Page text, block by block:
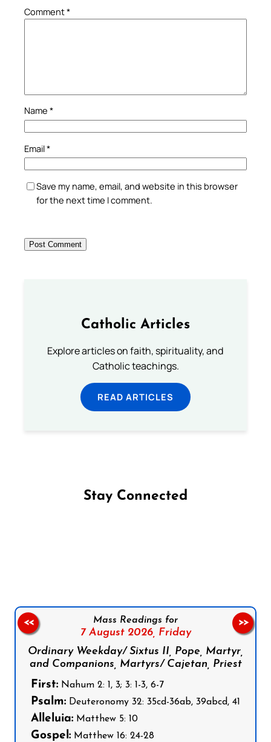
Comment*
Name *
Email*
Save my name, email, and website in this browser
for the next time I comment.
Catholic Articles
Explore articles on faith, spirituality, and
Catholic teachings.
READ ARTICLES
Stay Connected
Mass Readings for
7 August 2026, Friday
Ordinary Weekday/ Sixtus II, Pope, Martyr,
and Companions, Martyrs/ Cajetan, Priest
First: Nahum 2: 1, 3; 3: 1-3, 6-7
Psalm: Deuteronomy 32: 35cd-36ab, 39abcd, 41
Alleluia: Matthew 5: 10
Gospel: Matthew 16: 24-28
<< >>